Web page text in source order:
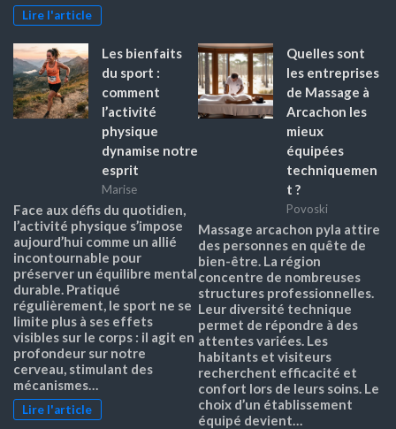
Lire l'article
Les bienfaits
du sport :
comment
l’activité
physique
dynamise notre
esprit
Marise
Face aux défis du quotidien,
l’activité physique s’impose
aujourd’hui comme un allié
incontournable pour
préserver un équilibre mental
durable. Pratiqué
régulièrement, le sport ne se
limite plus à ses effets
visibles sur le corps : il agit en
profondeur sur notre
cerveau, stimulant des
mécanismes…
Lire l'article
Quelles sont
les entreprises
de Massage à
Arcachon les
mieux
équipées
techniquemen
t ?
Povoski
Massage arcachon pyla attire
des personnes en quête de
bien-être. La région
concentre de nombreuses
structures professionnelles.
Leur diversité technique
permet de répondre à des
attentes variées. Les
habitants et visiteurs
recherchent efficacité et
confort lors de leurs soins. Le
choix d’un établissement
équipé devient…